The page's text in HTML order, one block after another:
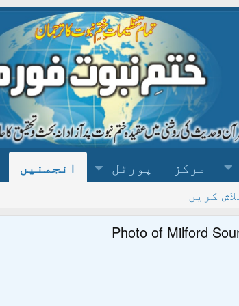
مرکز پورٹل انجمنیں
کریں